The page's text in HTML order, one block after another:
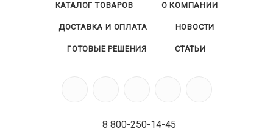
КАТАЛОГ ТОВАРОВ О КОМПАНИИ
ДОСТАВКА И ОПЛАТА НОВОСТИ
ГОТОВЫЕ РЕШЕНИЯ СТАТЬИ
8 800-250-14-45